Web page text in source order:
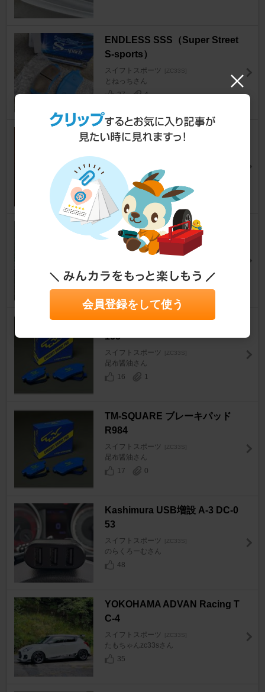
ENDLESS SSS（Super Street
S-sports）
スイフトスポーツ [ZC33S]
とねっちさん
27
4
DIXCEL EXTRA Speed(ES) ty
スイフトスポーツ
でらさんさん
0
GARAGE FLUX GF01-K
スイフトスポーツ [ZC33S]
とも☆(￣▽￣)さん
TM-SQUARE ブレーキパッド F
153
スイフトスポーツ [ZC33S]
昆布醤油さん
16
1
TM-SQUARE ブレーキパッド
R984
スイフトスポーツ [ZC33S]
昆布醤油さん
17
0
Kashimura USB増設 A-3 DC-0
53
スイフトスポーツ [ZC33S]
のらくろーむさん
48
YOKOHAMA ADVAN Racing T
C-4
スイフトスポーツ [ZC33S]
たもちゃんzc33sさん
35
会員登録をして使う